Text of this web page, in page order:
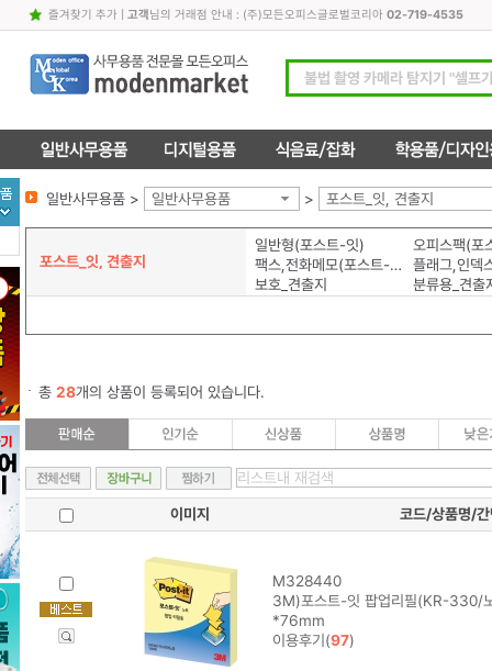
즐겨찾기 추가| 고객님의 거래점 안내 : (주)모든오피스글로벌코리아 02-719-4535
일반사무용품 > 일반사무용품 > 포스트_잇, 견출지
포스트_잇, 견출지
일반형(포스트-잇)
오피스팩(포
팩스,전화메모(포스트-잇)
보호_견출지
분류용_견출
총 28개의 상품이 등록되어 있습니다.
이미지 코드/상품명/간
M328440
3M)포스트-잇 팝업리필(KR-
*76mm
이용후기(97)